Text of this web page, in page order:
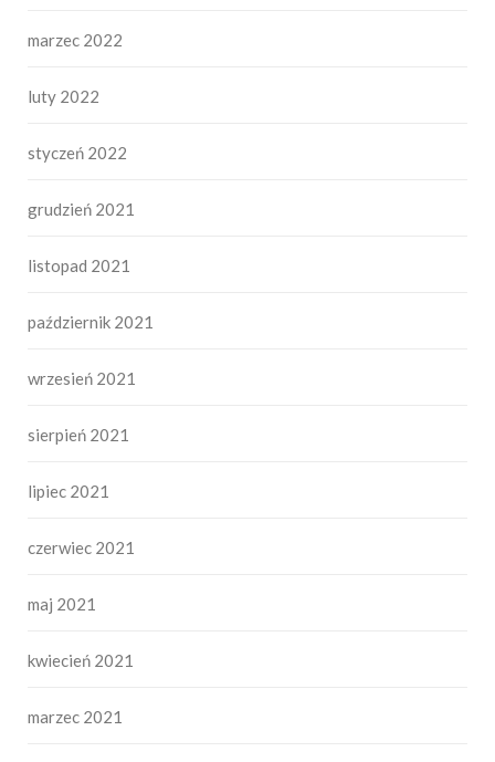
marzec 2022
luty 2022
styczeń 2022
grudzień 2021
listopad 2021
październik 2021
wrzesień 2021
sierpień 2021
lipiec 2021
czerwiec 2021
maj 2021
kwiecień 2021
marzec 2021